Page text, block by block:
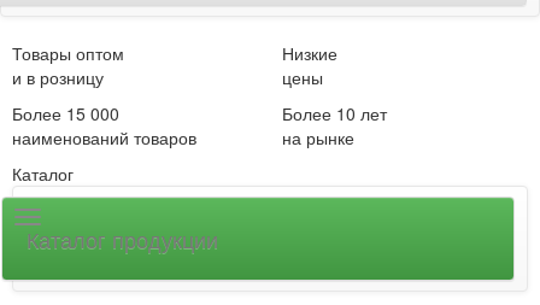
Товары оптом
и в розницу
Низкие
цены
Более 15 000
наименований товаров
Более 10 лет
на рынке
Каталог
Каталог продукции